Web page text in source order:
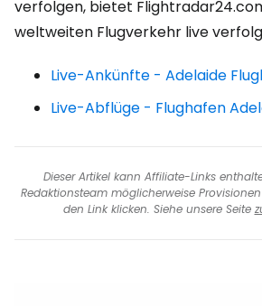
verfolgen, bietet
weltweiten Flugverkehr live
Live-Ankünfte - Adelaide
Live-Abflüge - Flughafen
Dieser Artikel kann Affiliate-Links
Redaktionsteam möglicherweise
den Link klicken. Siehe unsere Seite